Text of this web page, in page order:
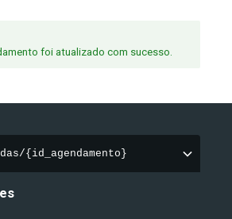
foi atualizado com sucesso.
{id_agendamento}